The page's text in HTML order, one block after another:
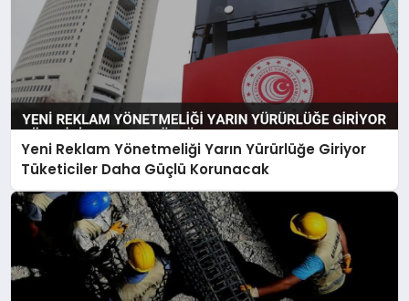
Yeni Reklam Yönetmeliği Yarın Yürürlüğe Giriyor
Tüketiciler Daha Güçlü Korunacak